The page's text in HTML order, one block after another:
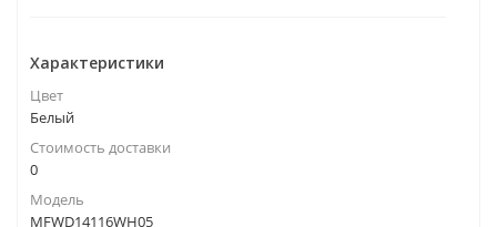
Характеристики
Цвет
Белый
Стоимость доставки
0
Модель
MFWD14116WH05